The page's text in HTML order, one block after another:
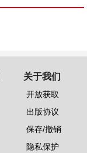
关于我们
开放获取
出版协议
保存/撤销
隐私保护